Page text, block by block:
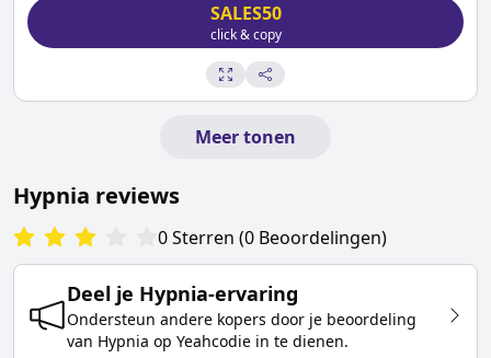
SALES50
click & copy
Meer tonen
Hypnia reviews
0Sterren (0 Beoordelingen)
Deel je Hypnia-ervaring
Ondersteun andere kopers door je beoordeling
van Hypnia op Yeahcodie in te dienen.